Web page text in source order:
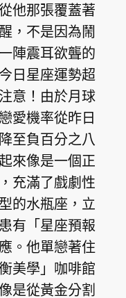
他那張覆蓋著
，不是因為鬧
陣震耳欲聾的
日星座運勢超
意！由於月球
愛機率從昨日
至負百分之八
來像是一個正
充滿了戲劇性
的水瓶座，立
有「星座預報
。他單戀著住
美學」咖啡館
是從黃金分割